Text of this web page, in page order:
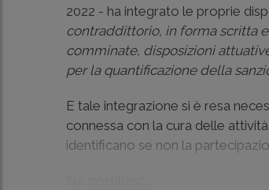
2022 - ha integrato le proprie
contraddittorio, in forma scritta
comminate, disposizioni
per la quantificazione della
E tale integrazione si è resa
connessa con la cura delle
identificano se non la